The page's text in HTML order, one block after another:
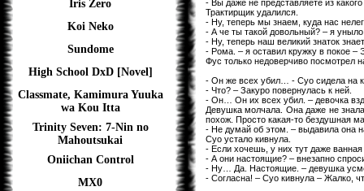
Iris Zero
Koi Neko
Sundome
High School DxD [Novel]
Classmate, Kamimura Yuuka
wa Kou Itta
Trinity Seven: 7-Nin no
Mahoutsukai
Oniichan Control
MX0
- Вы даже не представляете из
Трактирщик удалился.
- Ну, теперь мы знаем, куда нас
- А че ты такой довольный? – я
- Ну, теперь наш великий знаток
- Рома. – я оставил кружку в покое –
Фус только недоверчиво посмотрел
- Он же всех убил… - Суо сидела на
- Что? – Закуро повернулась к ней.
- Он… Он их всех убил. – девочка
Девушка молчала. Она даже не
похож. Просто какая-то бездушная
- Не думай об этом. – выдавила она
Суо устало кивнула.
- Если хочешь, у них тут даже
- А они настоящие? – внезапно
- Ну… Да. Настоящие. – девушка
- Согласна! – Суо кивнула – Жалко,